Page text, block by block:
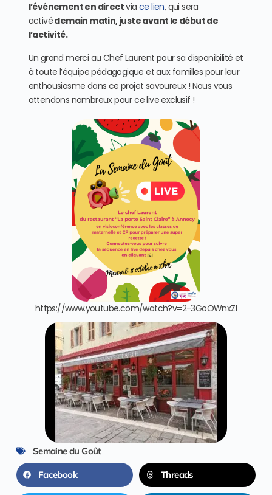
l’événement en directvia ce lien, qui sera
activédemain matin, juste avant le début de
l’activité.
Un grand merci au Chef Laurent pour sa disponibilité et
à toute l’équipe pédagogique et aux familles pour leur
enthousiasme dans ce projet savoureux ! Nous vous
attendons nombreux pour ce live exclusif !
https://www.youtube.com/watch?v=2-3GoOWnxZI
Semaine du Goût
Facebook Threads